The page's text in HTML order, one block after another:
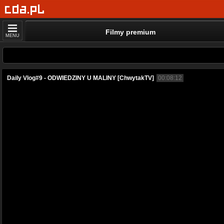
MENU Filmy premium
Daily Vlog#9 - ODWIEDZINY U MALINY [ChwytakTV] 00:08:12